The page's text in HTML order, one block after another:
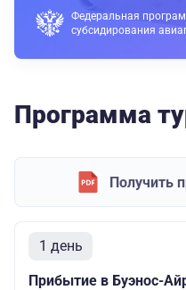
Федеральная
субсидирования
Программа
Получить
1 день
Прибытие в Буэнос-